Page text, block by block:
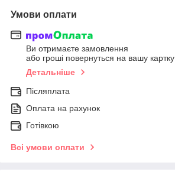
Умови оплати
Ви отримаєте замовлення
або гроші повернуться на вашу картку
Детальніше
Післяплата
Оплата на рахунок
Готівкою
Всі умови оплати